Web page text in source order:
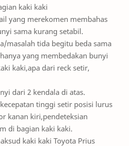
kaki kaki
yang merekomen membahas
sama kurang setabil.
masalah tida begitu beda sama
yang membedakan bunyi
kaki,apa dari reck setir,
dari 2 kendala di atas.
tinggi setir posisi lurus
kanan kiri,pendeteksian
di bagian kaki kaki.
kaki kaki Toyota Prius